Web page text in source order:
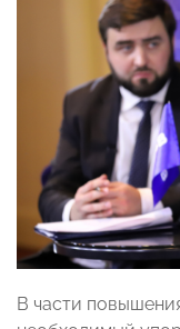
В части